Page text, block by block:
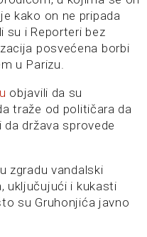
kako on ne pripada
su i Reporteri bez
posvećena borbi
u Parizu.
objavili da su
traže od političara da
država sprovede
zgradu vandalski
uključujući i kukasti
su Gruhonjića javno